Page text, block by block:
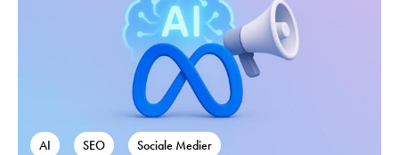
AI SEO Sociale Medier